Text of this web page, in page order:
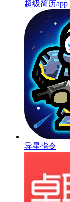
超级简历app
异星指令